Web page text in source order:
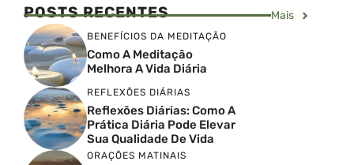
POSTS RECENTES Mais
BENEFÍCIOS DA MEDITAÇÃO
Como A Meditação
Melhora A Vida Diária
REFLEXÕES DIÁRIAS
Reflexões Diárias: Como A
Prática Diária Pode Elevar
Sua Qualidade De Vida
ORAÇÕES MATINAIS